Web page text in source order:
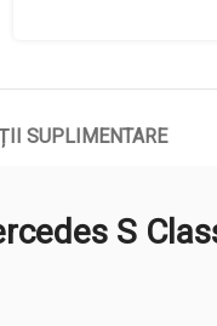
SUPLIMENTARE
S